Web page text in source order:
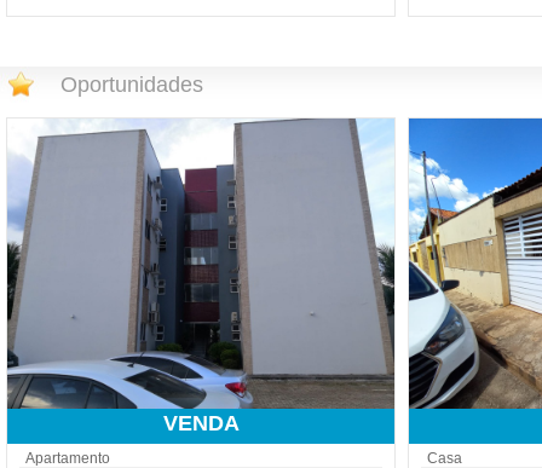
Oportunidades
VENDA
Apartamento
Casa